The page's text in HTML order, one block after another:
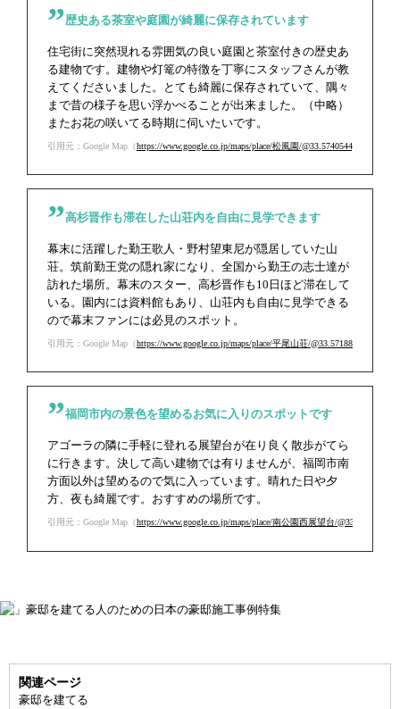
歴史ある茶室や庭園が綺麗に保存されています
住宅街に突然現れる雰囲気の良い庭園と茶室付きの歴史あ
る建物です。建物や灯篭の特徴を丁寧にスタッフさんが教
えてくださいました。とても綺麗に保存されていて、隅々
まで昔の様子を思い浮かべることが出来ました。（中略）
またお花の咲いてる時期に伺いたいです。
引用元：Google Map（https://www.google.co.jp/maps/place/松風園/
高杉晋作も滞在した山荘内を自由に見学できます
幕末に活躍した勤王歌人・野村望東尼が隠居していた山
荘。筑前勤王党の隠れ家になり、全国から勤王の志士達が
訪れた場所。幕末のスター、高杉晋作も10日ほど滞在して
いる。園内には資料館もあり、山荘内も自由に見学できる
ので幕末ファンには必見のスポット。
引用元：Google Map（https://www.google.co.jp/maps/place/平尾山荘/
福岡市内の景色を望めるお気に入りのスポットです
アゴーラの隣に手軽に登れる展望台が在り良く散歩がてら
に行きます。決して高い建物では有りませんが、福岡市南
方面以外は望めるので気に入っています。晴れた日や夕
方、夜も綺麗です。おすすめの場所です。
引用元：Google Map（https://www.google.co.jp/maps/place/南公園西展望台/
関連ページ
豪邸を建てる